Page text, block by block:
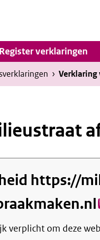
Hoofdnavigatie
Register verklaringen
› Verklaring
https://
verplicht om deze